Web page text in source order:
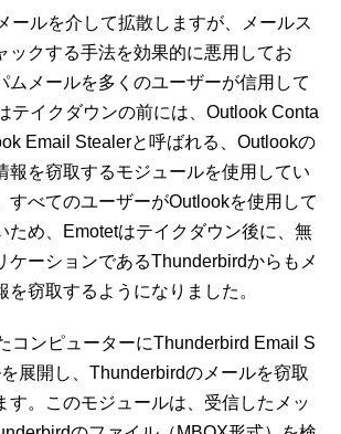
ールを介して拡散しますが、メールス
ックする手法を効果的に悪用してお
ムメールを多くのユーザーが信用して
テイクダウンの前には、Outlook Conta
Email Stealerと呼ばれる、Outlookの
報を窃取するモジュールを使用してい
すべてのユーザーがOutlookを使用して
ため、Emotetはテイクダウン後に、無
ケーションであるThunderbirdからもメ
を窃取するようになりました。
コンピューターにThunderbird Email S
展開し、Thunderbirdのメールを窃取
す。このモジュールは、受信したメッ